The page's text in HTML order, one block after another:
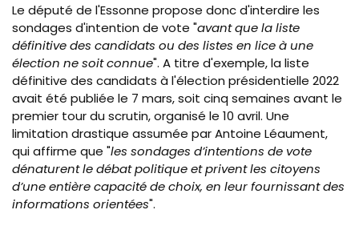
Le député de l'Essonne propose donc d'interdire les
sondages d'intention de vote "avant que la liste
définitive des candidats ou des listes en lice à une
élection ne soit connue". A titre d'exemple, la liste
définitive des candidats à l'élection présidentielle 2022
avait été publiée le 7 mars, soit cinq semaines avant le
premier tour du scrutin, organisé le 10 avril. Une
limitation drastique assumée par Antoine Léaument,
qui affirme que "les sondages d’intentions de vote
dénaturent le débat politique et privent les citoyens
d’une entière capacité de choix, en leur fournissant des
informations orientées".